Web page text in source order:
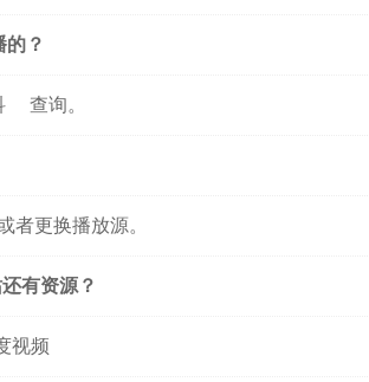
的？
查询。
者更换播放源。
有资源？
视频